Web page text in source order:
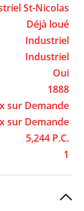
St-Nicolas
Déjà loué
Industriel
Industriel
Oui
1888
sur Demande
sur Demande
5,244 P.C.
1